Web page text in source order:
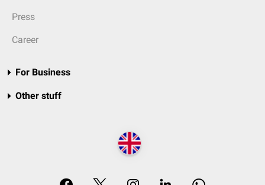
Press
Career
For Business
Other stuff